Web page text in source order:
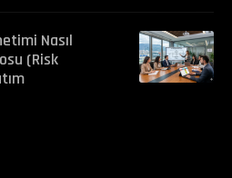
Nasıl
(Risk